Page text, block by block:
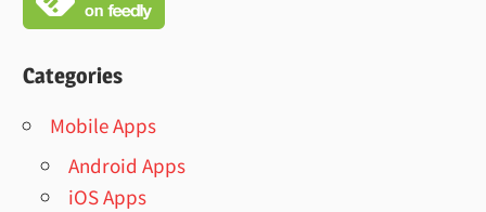
Categories
Mobile Apps
Android Apps
iOS Apps